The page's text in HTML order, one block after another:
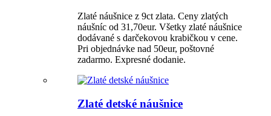
Zlaté náušnice z 9ct zlata. Ceny zlatých
náušníc od 31,70eur. Všetky zlaté náušnice
dodávané s darčekovou krabičkou v cene.
Pri objednávke nad 50eur, poštovné
zadarmo. Expresné dodanie.
Zlaté detské náušnice